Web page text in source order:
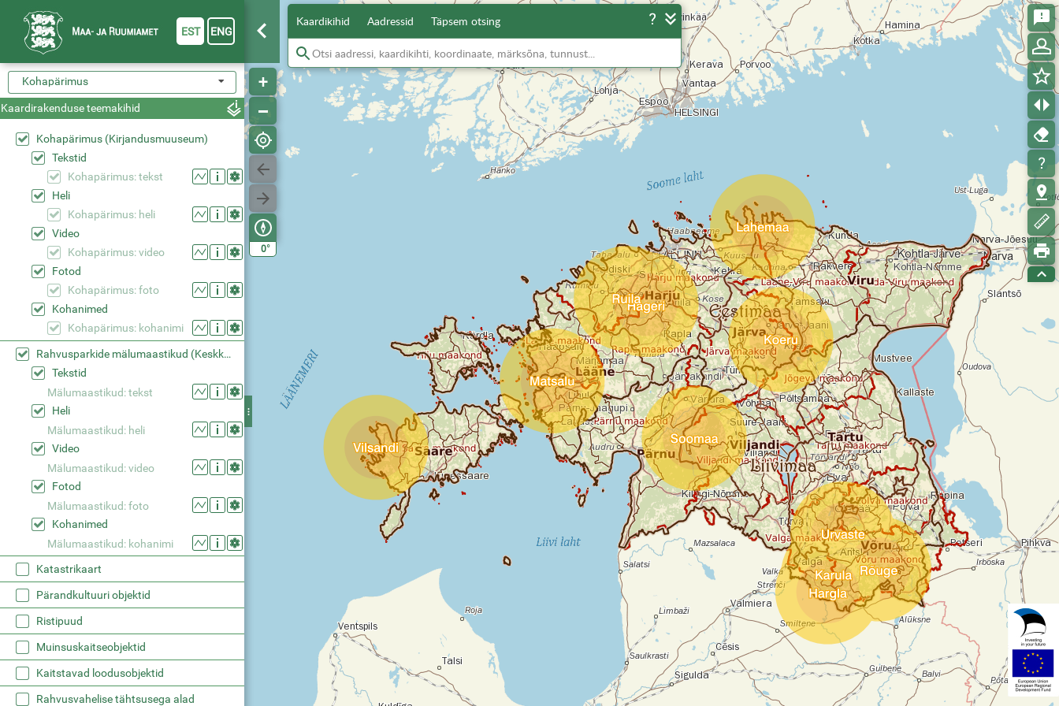
0°
Kaardikihid Aadressid Täpsem otsing
Kohapärimus
Kaardirakenduse teemakihid
Kohapärimus (Kirjandusmuuseum)
Tekstid
Kohapärimus: tekst
Heli
Kohapärimus: heli
Video
Kohapärimus: video
Fotod
Kohapärimus: foto
Kohanimed
Kohapärimus: kohanimi
Rahvusparkide mälumaastikud (Keskkonaaamet)
Tekstid
Mälumaastikud: tekst
Heli
Mälumaastikud: heli
Video
Mälumaastikud: video
Fotod
Mälumaastikud: foto
Kohanimed
Mälumaastikud: kohanimi
Katastrikaart
Pärandkultuuri objektid
Ristipuud
Muinsuskaitseobjektid
Kaitstavad loodusobjektid
Rahvusvahelise tähtsusega alad
EST ENG